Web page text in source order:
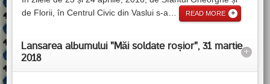
de Florii, în Centrul Civic din Vaslui s-a
READ MORE
Lansarea albumului "Măi soldate roșior", 31 martie
2018
+